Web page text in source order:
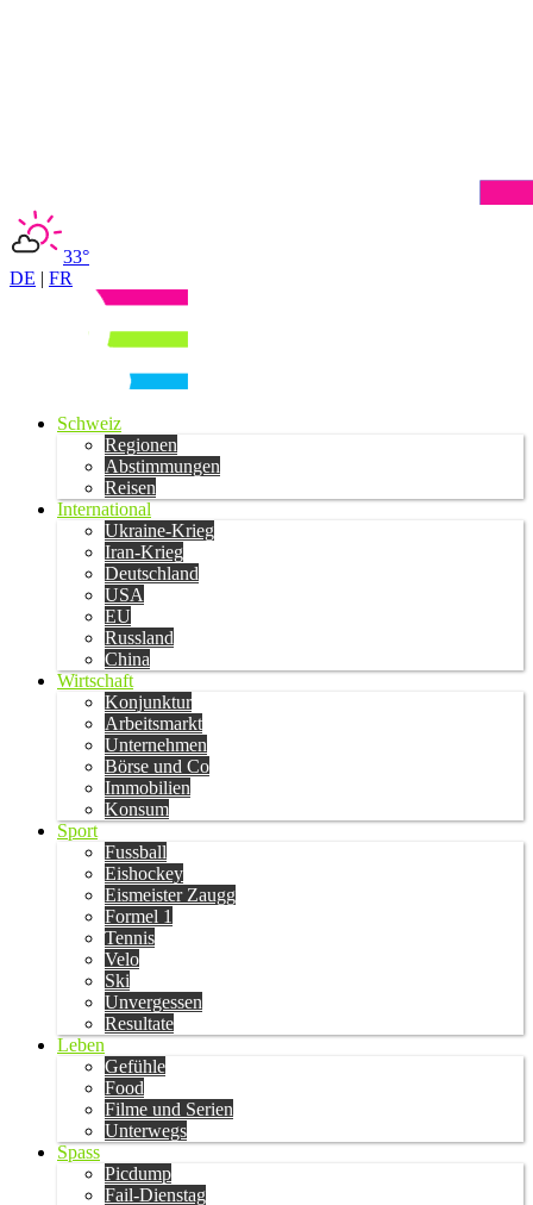
33°
DE | FR
Schweiz
Regionen
Abstimmungen
Reisen
International
Ukraine-Krieg
Iran-Krieg
Deutschland
USA
EU
Russland
China
Wirtschaft
Konjunktur
Arbeitsmarkt
Unternehmen
Börse und Co
Immobilien
Konsum
Sport
Fussball
Eishockey
Eismeister Zaugg
Formel 1
Tennis
Velo
Ski
Unvergessen
Resultate
Leben
Gefühle
Food
Filme und Serien
Unterwegs
Spass
Picdump
Fail-Dienstag